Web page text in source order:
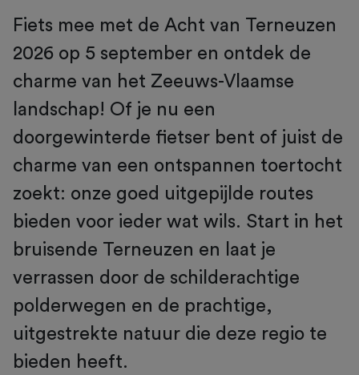
Fiets mee met de Acht van Terneuzen
2026 op 5 september en ontdek de
charme van het Zeeuws-Vlaamse
landschap! Of je nu een
doorgewinterde fietser bent of juist de
charme van een ontspannen toertocht
zoekt: onze goed uitgepijlde routes
bieden voor ieder wat wils. Start in het
bruisende Terneuzen en laat je
verrassen door de schilderachtige
polderwegen en de prachtige,
uitgestrekte natuur die deze regio te
bieden heeft.